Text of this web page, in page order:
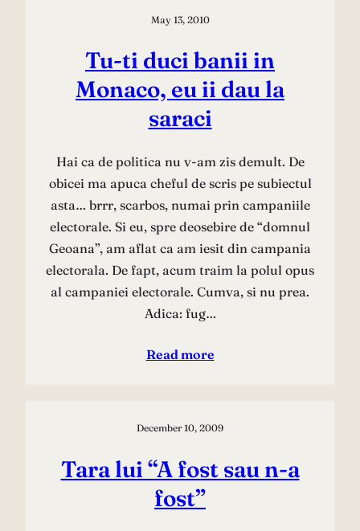
May 13, 2010
Tu-ti duci banii in
Monaco, eu ii dau la
saraci
Hai ca de politica nu v-am zis demult. De
obicei ma apuca cheful de scris pe subiectul
asta… brrr, scarbos, numai prin campaniile
electorale. Si eu, spre deosebire de “domnul
Geoana”, am aflat ca am iesit din campania
electorala. De fapt, acum traim la polul opus
al campaniei electorale. Cumva, si nu prea.
Adica: fug…
Read more
December 10, 2009
Tara lui “A fost sau n-a
fost”